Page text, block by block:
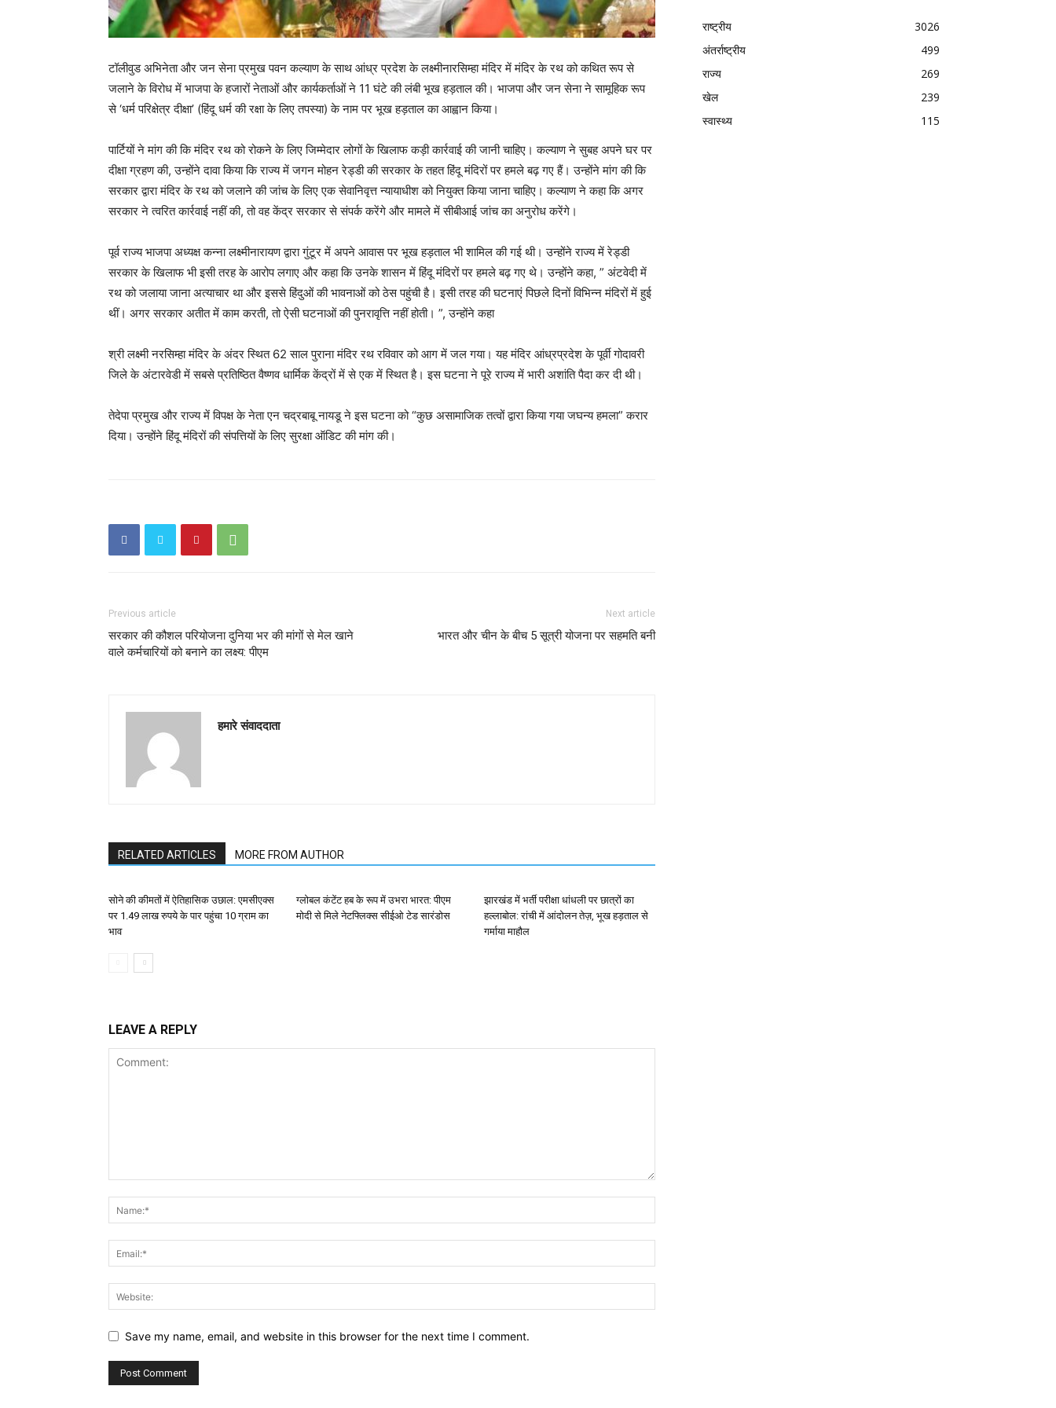
टॉलीवुड अभिनेता और जन सेना प्रमुख पवन कल्याण के साथ आंध्र प्रदेश के लक्ष्मीनारसिम्हा मंदिर में मंदिर के रथ को कथित रूप से
जलाने के विरोध में भाजपा के हजारों नेताओं और कार्यकर्ताओं ने 11 घंटे की लंबी भूख हड़ताल की। भाजपा और जन सेना ने सामूहिक रूप
से ‘धर्म परिक्षेत्र दीक्षा’ (हिंदू धर्म की रक्षा के लिए तपस्या) के नाम पर भूख हड़ताल का आह्वान किया।
पार्टियों ने मांग की कि मंदिर रथ को रोकने के लिए जिम्मेदार लोगों के खिलाफ कड़ी कार्रवाई की जानी चाहिए। कल्याण ने सुबह अपने घर पर
दीक्षा ग्रहण की, उन्होंने दावा किया कि राज्य में जगन मोहन रेड्डी की सरकार के तहत हिंदू मंदिरों पर हमले बढ़ गए हैं। उन्होंने मांग की कि
सरकार द्वारा मंदिर के रथ को जलाने की जांच के लिए एक सेवानिवृत्त न्यायाधीश को नियुक्त किया जाना चाहिए। कल्याण ने कहा कि अगर
सरकार ने त्वरित कार्रवाई नहीं की, तो वह केंद्र सरकार से संपर्क करेंगे और मामले में सीबीआई जांच का अनुरोध करेंगे।
पूर्व राज्य भाजपा अध्यक्ष कन्ना लक्ष्मीनारायण द्वारा गुंटूर में अपने आवास पर भूख हड़ताल भी शामिल की गई थी। उन्होंने राज्य में रेड्डी
सरकार के खिलाफ भी इसी तरह के आरोप लगाए और कहा कि उनके शासन में हिंदू मंदिरों पर हमले बढ़ गए थे। उन्होंने कहा, ” अंटवेदी में
रथ को जलाया जाना अत्याचार था और इससे हिंदुओं की भावनाओं को ठेस पहुंची है। इसी तरह की घटनाएं पिछले दिनों विभिन्न मंदिरों में हुई
थीं। अगर सरकार अतीत में काम करती, तो ऐसी घटनाओं की पुनरावृत्ति नहीं होती। ”, उन्होंने कहा
श्री लक्ष्मी नरसिम्हा मंदिर के अंदर स्थित 62 साल पुराना मंदिर रथ रविवार को आग में जल गया। यह मंदिर आंध्रप्रदेश के पूर्वी गोदावरी
जिले के अंटारवेडी में सबसे प्रतिष्ठित वैष्णव धार्मिक केंद्रों में से एक में स्थित है। इस घटना ने पूरे राज्य में भारी अशांति पैदा कर दी थी।
तेदेपा प्रमुख और राज्य में विपक्ष के नेता एन चद्रबाबू नायडू ने इस घटना को “कुछ असामाजिक तत्वों द्वारा किया गया जघन्य हमला” करार
दिया। उन्होंने हिंदू मंदिरों की संपत्तियों के लिए सुरक्षा ऑडिट की मांग की।
Previous article
सरकार की कौशल परियोजना दुनिया भर की मांगों से मेल खाने
वाले कर्मचारियों को बनाने का लक्ष्य: पीएम
Next article
भारत और चीन के बीच 5 सूत्री योजना पर सहमति बनी
हमारे संवाददाता
RELATED ARTICLES MORE FROM AUTHOR
सोने की कीमतों में ऐतिहासिक उछाल: एमसीएक्स
पर 1.49 लाख रुपये के पार पहुंचा 10 ग्राम का
भाव
ग्लोबल कंटेंट हब के रूप में उभरा भारत: पीएम
मोदी से मिले नेटफ्लिक्स सीईओ टेड सारंडोस
झारखंड में भर्ती परीक्षा धांधली पर छात्रों का
हल्लाबोल: रांची में आंदोलन तेज़, भूख हड़ताल से
गर्माया माहौल
LEAVE A REPLY
Save my name, email, and website in this browser for the next time I comment.
राष्ट्रीय
3026
अंतर्राष्ट्रीय
499
राज्य
269
खेल
239
स्वास्थ्य
115